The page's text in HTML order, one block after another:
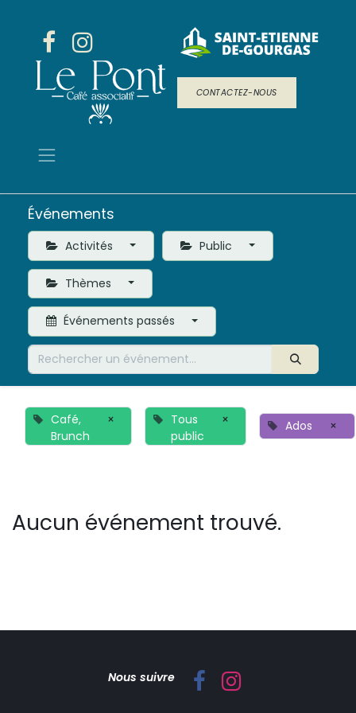
CONTACTEZ-NOUS
Événements
Activités Public
Thèmes
Événements passés
Café,
Brunch
×
Tous
public
× Ados ×
Aucun événement trouvé.
Nous suivre